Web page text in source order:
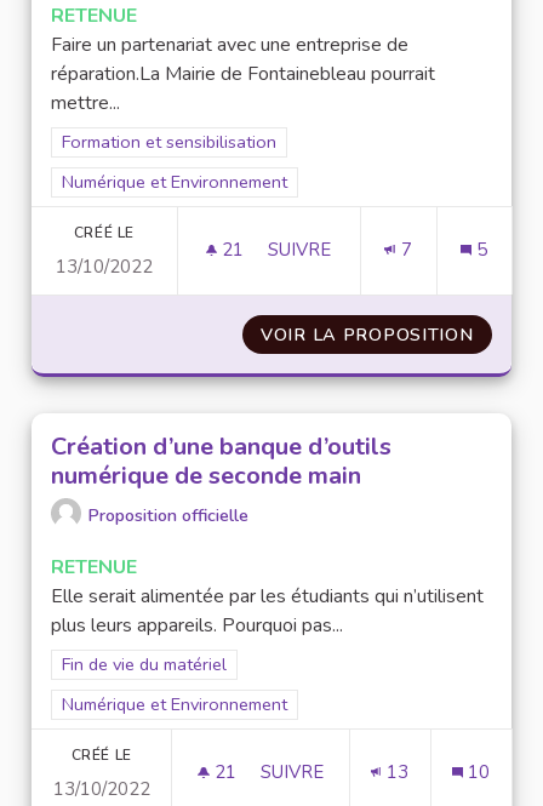
RETENUE
Faire un partenariat avec une entreprise de
réparation.La Mairie de Fontainebleau pourrait
mettre...
Filtrer les résultats de la catégorie : Formation et
Formation et sensibilisation
Filtrer les résultats pour le secteur : Numérique et
Numérique et Environnement
CRÉÉ LE
13/10/2022
21 21 ABONNÉS
SUIVRE 7 5
VOIR LA PROPOSITION
Création d’une banque d’outils
numérique de seconde main
Proposition officielle
RETENUE
Elle serait alimentée par les étudiants qui n’utilisent
plus leurs appareils. Pourquoi pas...
Filtrer les résultats de la catégorie : Fin de vie du matériel
Fin de vie du matériel
Filtrer les résultats pour le secteur : Numérique et
Numérique et Environnement
CRÉÉ LE
13/10/2022
21 21 ABONNÉS
SUIVRE 13 10